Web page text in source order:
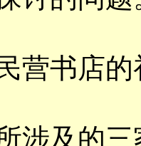
书店的
及的三